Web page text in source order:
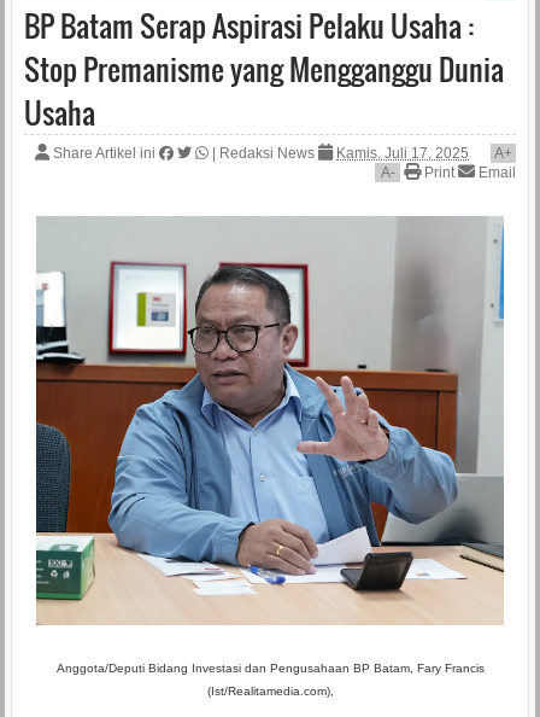
BP Batam Serap Aspirasi Pelaku Usaha :
Stop Premanisme yang Mengganggu Dunia
Usaha
Share Artikel ini Redaksi News Kamis, Juli 17, 2025 A+
A- Print Email
Anggota/Deputi Bidang Investasi dan Pengusahaan BP Batam, Fary Francis
(Ist/Realitamedia.com),